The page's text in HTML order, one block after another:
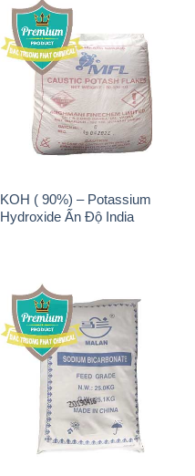
KOH ( 90%) – Potassium
Hydroxide Ấn Độ India